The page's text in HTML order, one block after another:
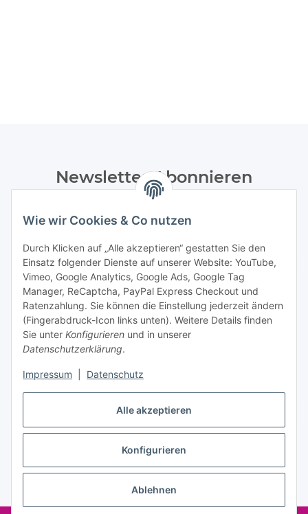
Alle akzeptieren
Konfigurieren
Ablehnen
Wie wir Cookies & Co nutzen
Durch Klicken auf „Alle akzeptieren“ gestatten Sie den
Einsatz folgender Dienste auf unserer Website: YouTube,
Vimeo, Google Analytics, Google Ads, Google Tag
Manager, ReCaptcha, PayPal Express Checkout und
Ratenzahlung. Sie können die Einstellung jederzeit ändern
(Fingerabdruck-Icon links unten). Weitere Details finden
Sie unter Konfigurieren und in unserer
Datenschutzerklärung.
Impressum Datenschutz
Newsletter Abonnieren
Datenschutzerklärungregelmäßig und jederzeit widerruflich
Abonnieren
Informationen
Gesetzliche Informationen
Vertrag widerrufen
* Alle Preise inkl. gesetzlicher USt., zzgl.Versand